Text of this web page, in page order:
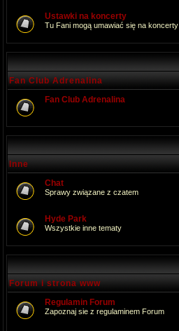
Ustawki na koncerty
Tu Fani mogą umawiać się na koncerty
Fan Club Adrenalina
Fan Club Adrenalina
Inne
Chat
Sprawy związane z czatem
Hyde Park
Wszystkie inne tematy
Forum i strona www
Regulamin Forum
Zapoznaj sie z regulaminem Forum